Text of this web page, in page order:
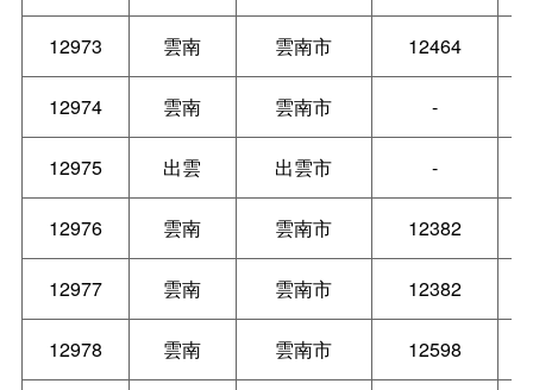
12973 雲南 雲南市 12464
12974 雲南 雲南市 -
12975 出雲 出雲市 -
12976 雲南 雲南市 12382
12977 雲南 雲南市 12382
12978 雲南 雲南市 12598